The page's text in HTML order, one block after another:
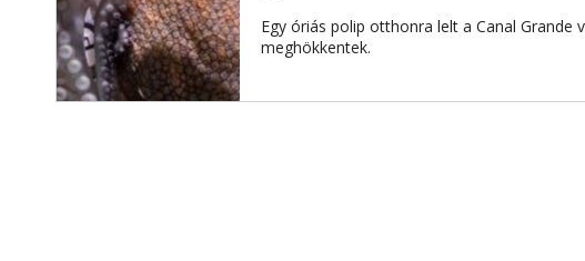
Egy óriás polip otthonra lelt a Canal Grande
meghökkentek.